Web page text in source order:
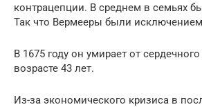
контрацепции. В среднем в семьях
Так что Вермееры были
В 1675 году он умирает от
возрасте 43 лет.
Из-за экономического кризиса в